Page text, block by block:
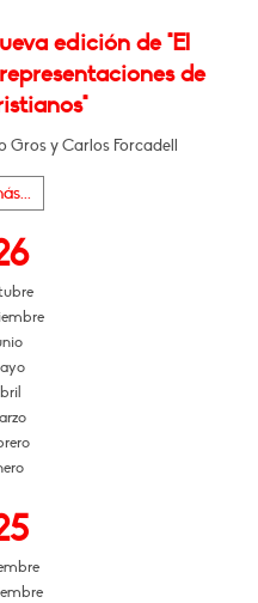
edición de "El
de
Gros y Carlos Forcadell